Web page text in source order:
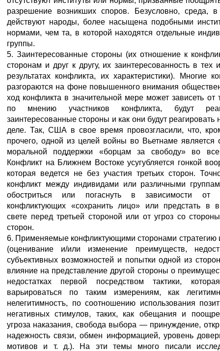
разрешение возникших споров. Безусловно, среда, в
действуют народы, более насыщена подобными
нормами, чем та, в которой находятся отдельные
группы.
5. Заинтересованные стороны (их отношение к
сторонам и друг к другу, их заинтересованность в тех
результатах конфликта, их характеристики). Многие
разгораются на фоне повышенного внимания
ход конфликта в значительной мере может зависеть от
по мнению участников конфликта, будут
заинтересованные стороны и как они будут реагировать
деле. Так, США в свое время провозгласили, что,
прочего, одной из целей войны во Вьетнаме является
моральной поддержки «борцам за свободу» во
Конфликт на Ближнем Востоке усугубляется гонкой
которая ведется не без участия третьих сторон.
конфликт между индивидами или различными
обостриться или погаснуть в зависимости от
конфликтующих «сохранить лицо» или предстать в
свете перед третьей стороной или от угроз со
сторон.
6. Применяемые конфликтующими сторонами стратегию
(оценивание и/или изменение преимуществ,
субъективных возможностей и попытки одной из
влияние на представление другой стороны о
недостатках первой посредством тактики,
варьироваться по таким измерениям, как
нелегитимностъ, по соотношению использования
негативных стимулов, таких, как обещания и
угроза наказания, свобода выбора — принуждение,
надежность связи, обмен информацией, уровень
мотивов и т. д.). На эти темы много писали